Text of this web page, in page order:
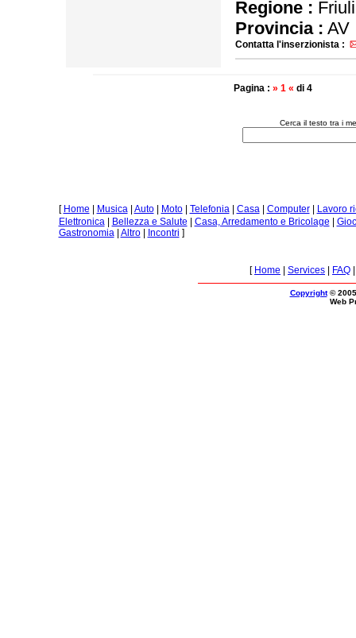
Regione :
Provincia : AV
Contatta l'inserzionista :
Pagina : » 1 « di 4
Cerca il testo tra i
[ Home Musica| Auto| Moto| Telefonia| Casa| Computer|
Lavoro
Elettronica| Bellezza e Salute Casa, Arredamento e Bricolage
Gastronomia| Altro| Incontri ]
[ Home Services FAQ
Copyright©
Web